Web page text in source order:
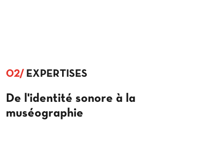
02/ EXPERTISES
De l'identité sonore à la
muséographie